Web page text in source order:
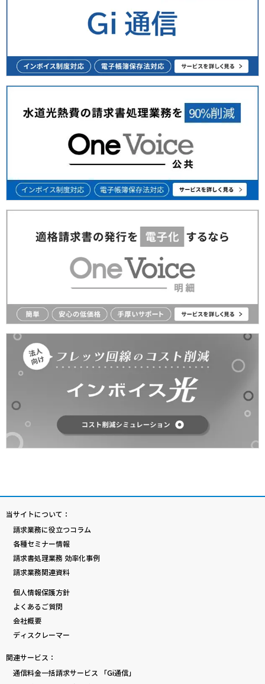
当サイトについて：
請求業務に役立つコラム
各種セミナー情報
請求書処理業務 効率化事例
請求業務関連資料
個人情報保護方針
よくあるご質問
会社概要
ディスクレーマー
関連サービス：
通信料金一括請求サービス 「Gi通信」